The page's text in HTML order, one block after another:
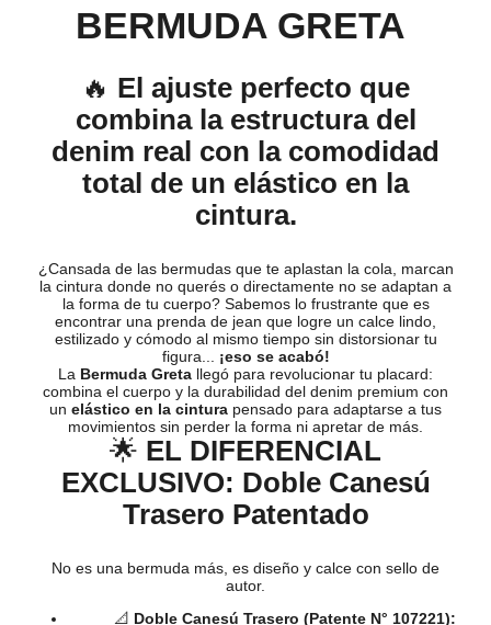
BERMUDA GRETA
🔥 El ajuste perfecto que
combina la estructura del
denim real con la comodidad
total de un elástico en la
cintura.
¿Cansada de las bermudas que te aplastan la cola, marcan
la cintura donde no querés o directamente no se adaptan a
la forma de tu cuerpo? Sabemos lo frustrante que es
encontrar una prenda de jean que logre un calce lindo,
estilizado y cómodo al mismo tiempo sin distorsionar tu
figura... ¡eso se acabó!
La Bermuda Greta llegó para revolucionar tu placard:
combina el cuerpo y la durabilidad del denim premium con
un elástico en la cintura pensado para adaptarse a tus
movimientos sin perder la forma ni apretar de más.
🌟 EL DIFERENCIAL
EXCLUSIVO: Doble Canesú
Trasero Patentado
No es una bermuda más, es diseño y calce con sello de
autor.
📐 Doble Canesú Trasero (Patente N° 107221):